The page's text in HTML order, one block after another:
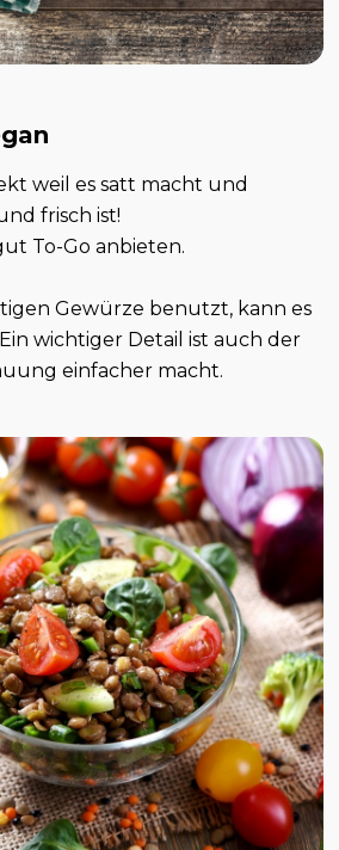
weil es satt macht und
frisch ist!
To-Go anbieten.
Gewürze benutzt, kann es
wichtiger Detail ist auch der
einfacher macht.